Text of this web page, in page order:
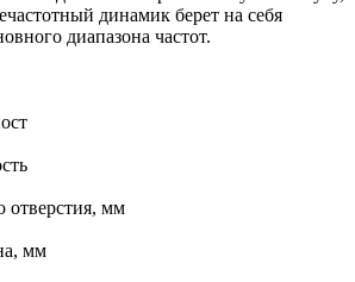
динамик берет на себя
диапазона частот.
отверстия, мм
мм